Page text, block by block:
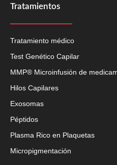
Tratamientos
Tratamiento médico
Test Genético Capilar
MMP® Microinfusión de
Hilos Capilares
Exosomas
Péptidos
Plasma Rico en Plaquetas
Micropigmentación